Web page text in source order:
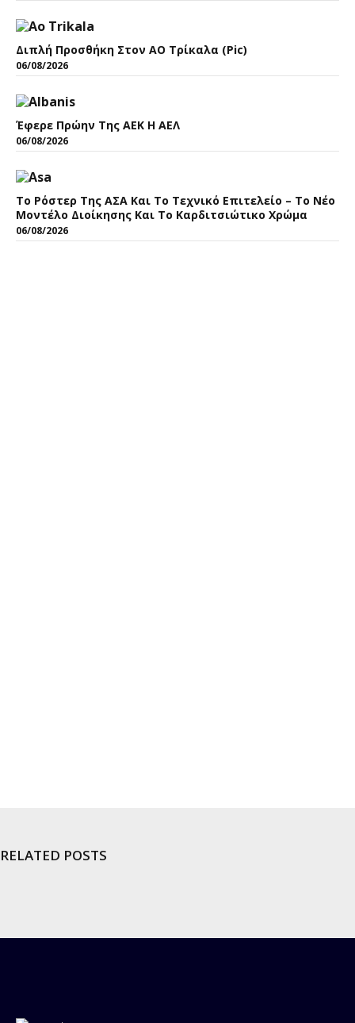
Διπλή Προσθήκη Στον ΑΟ Τρίκαλα (pic)
06/08/2026
Έφερε Πρώην Της ΑΕΚ Η ΑΕΛ
06/08/2026
Το Ρόστερ Της ΑΣΑ Και Το Τεχνικό Επιτελείο – Το Νέο
Μοντέλο Διοίκησης Και Το Καρδιτσιώτικο Χρώμα
06/08/2026
RELATED POSTS